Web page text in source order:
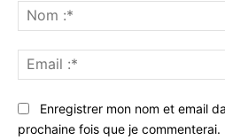
Enregistrer mon nom et email
prochaine fois que je commenterai.